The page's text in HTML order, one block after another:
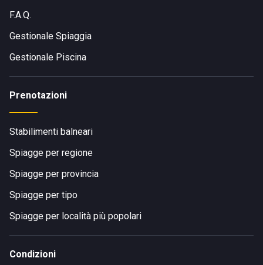
F.A.Q.
Gestionale Spiaggia
Gestionale Piscina
Prenotazioni
Stabilimenti balneari
Spiagge per regione
Spiagge per provincia
Spiagge per tipo
Spiagge per località più popolari
Condizioni